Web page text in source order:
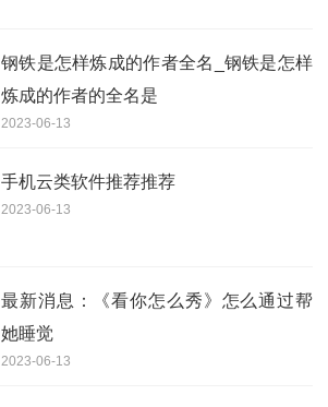
钢铁是怎样炼成的作者全名_钢铁是怎样
炼成的作者的全名是
2023-06-13
手机云类软件推荐推荐
2023-06-13
最新消息：《看你怎么秀》怎么通过帮
她睡觉
2023-06-13